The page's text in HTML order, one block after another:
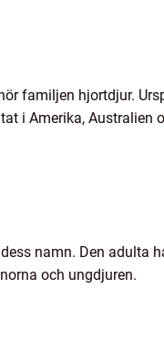
familjen hjortdjur.
i Amerika, Australien
namn. Den adulta
och ungdjuren.